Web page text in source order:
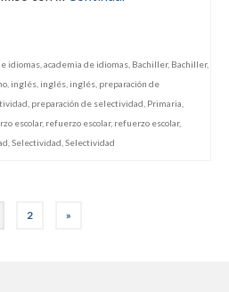
idiomas academia de idiomas Bachiller, Bachiller,
inglés inglés inglés preparación de
preparación de selectividad Primaria
escolar, refuerzo escolar, refuerzo escolar,
Selectividad Selectividad
2 »